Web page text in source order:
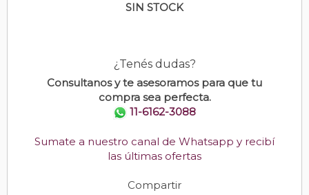
SIN STOCK
¿Tenés dudas?
Consultanos y te asesoramos para que tu
compra sea perfecta.
11-6162-3088
Sumate a nuestro canal de Whatsapp y recibí
las últimas ofertas
Compartir